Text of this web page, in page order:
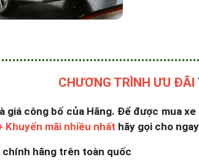
CHƯƠNG TRÌNH ƯU ĐÃI
giá công bố của Hãng. Để được mua xe
Khuyến mãi nhiều nhất hãy gọi cho
chính hãng trên toàn quốc